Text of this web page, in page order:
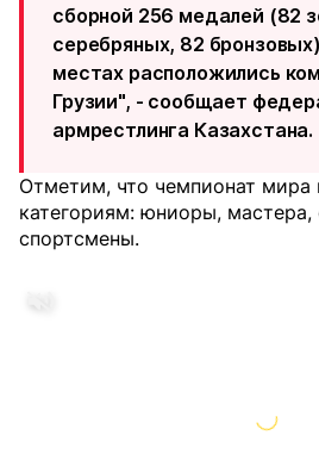
сборной 256 медалей (82
серебряных, 82
местах расположились
Грузии", - сообщает
армрестлинга Казахстана.
Отметим, что чемпионат мира
категориям: юниоры,
спортсмены.